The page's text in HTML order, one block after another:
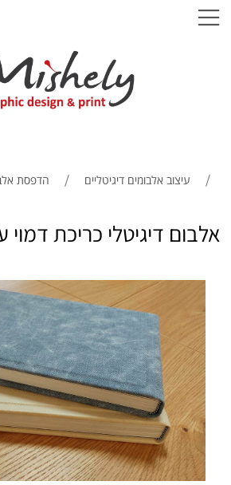
/ עיצוב אלבומים דיגיטליים / הדפסת
אלבום דיגיטלי כריכת